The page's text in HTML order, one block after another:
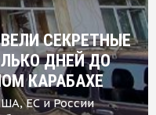
СЕКРЕТНЫЕ
ДНЕЙ ДО
КАРАБАХЕ
ЕС и России